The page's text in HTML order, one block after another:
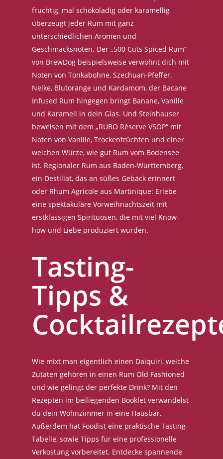
fruchtig, mal schokoladig oder karamellig
überzeugt jeder Rum mit ganz
unterschiedlichen Aromen und
Geschmacksnoten. Der „500 Cuts Spiced Rum“
von BrewDog beispielsweise verwöhnt dich mit
Noten von Tonkabohne, Szechuan-Pfeffer,
Nelke, Blutorange und Kardamom, der Bacane
Infused Rum hingegen bringt Banane, Vanille
und Karamell in dein Glas. Und Steinhauser
beweisen mit dem „RUBO Réserve VSOP“ mit
Noten von Vanille, Trockenfrüchten und einer
weichen Würze, wie gut Rum vom Bodensee
ist. Regionaler Rum aus Baden-Württemberg,
ein Destillat, das an süßes Gebäck erinnert
oder Rhum Agricole aus Martinique: Erlebe
eine spektakuläre Vorweihnachtszeit mit
erstklassigen Spirituosen, die mit viel Know-
how und Liebe produziert wurden.
Tasting-
Tipps &
Wie mixt man eigentlich einen Daiquiri, welche
Zutaten gehören in einen Rum Old Fashioned
und wie gelingt der perfekte Drink? Mit den
Rezepten im beiliegenden Booklet verwandelst
du dein Wohnzimmer in eine Hausbar.
Außerdem hat Foodist eine praktische Tasting-
Tabelle, sowie Tipps für eine professionelle
Verkostung vorbereitet. Entdecke spannende